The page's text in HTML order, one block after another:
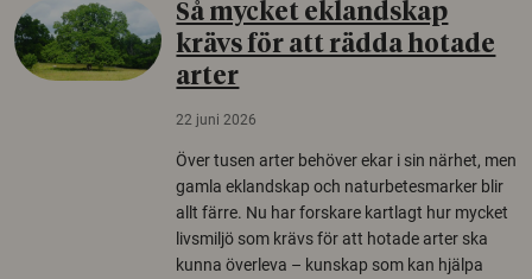
Så mycket eklandskap
krävs för att rädda hotade
arter
22 juni 2026
Över tusen arter behöver ekar i sin närhet, men
gamla eklandskap och naturbetesmarker blir
allt färre. Nu har forskare kartlagt hur mycket
livsmiljö som krävs för att hotade arter ska
kunna överleva – kunskap som kan hjälpa